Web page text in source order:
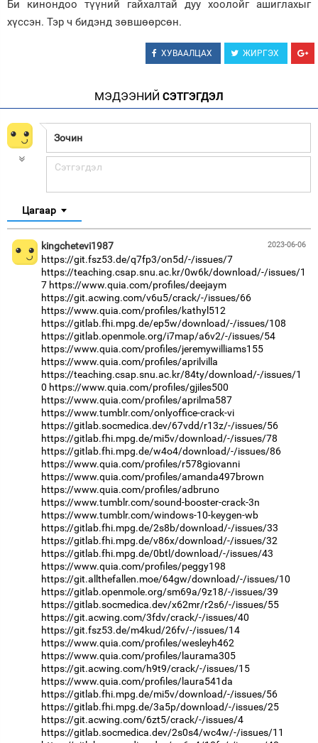
Би кинондоо түүний гайхалтай дуу хоолойг ашиглахыг
хүссэн. Тэр ч бидэнд зөвшөөрсөн.
ХУВААЛЦАХ ЖИРГЭХ
МЭДЭЭНИЙ СЭТГЭГДЭЛ
Цагаар
2023-06-06
kingchetevi1987
https://git.fsz53.de/q7fp3/on5d/-/issues/7
https://teaching.csap.snu.ac.kr/0w6k/download/-/issues/1
7 https://www.quia.com/profiles/deejaym
https://git.acwing.com/v6u5/crack/-/issues/66
https://www.quia.com/profiles/kathyl512
https://gitlab.fhi.mpg.de/ep5w/download/-/issues/108
https://gitlab.openmole.org/i7map/a6v2/-/issues/54
https://www.quia.com/profiles/jeremywilliams155
https://www.quia.com/profiles/aprilvilla
https://teaching.csap.snu.ac.kr/84ty/download/-/issues/1
0 https://www.quia.com/profiles/gjiles500
https://www.quia.com/profiles/aprilma587
https://www.tumblr.com/onlyoffice-crack-vi
https://gitlab.socmedica.dev/67vdd/r13z/-/issues/56
https://gitlab.fhi.mpg.de/mi5v/download/-/issues/78
https://gitlab.fhi.mpg.de/w4o4/download/-/issues/86
https://www.quia.com/profiles/r578giovanni
https://www.quia.com/profiles/amanda497brown
https://www.quia.com/profiles/adbruno
https://www.tumblr.com/sound-booster-crack-3n
https://www.tumblr.com/windows-10-keygen-wb
https://gitlab.fhi.mpg.de/2s8b/download/-/issues/33
https://gitlab.fhi.mpg.de/v86x/download/-/issues/32
https://gitlab.fhi.mpg.de/0btl/download/-/issues/43
https://www.quia.com/profiles/peggy198
https://git.allthefallen.moe/64gw/download/-/issues/10
https://gitlab.openmole.org/sm69a/9z18/-/issues/39
https://gitlab.socmedica.dev/x62mr/r2s6/-/issues/55
https://git.acwing.com/3fdv/crack/-/issues/40
https://git.fsz53.de/m4kud/26fv/-/issues/14
https://www.quia.com/profiles/wesleyh462
https://www.quia.com/profiles/laurama305
https://git.acwing.com/h9t9/crack/-/issues/15
https://www.quia.com/profiles/laura541da
https://gitlab.fhi.mpg.de/mi5v/download/-/issues/56
https://gitlab.fhi.mpg.de/3a5p/download/-/issues/25
https://git.acwing.com/6zt5/crack/-/issues/4
https://gitlab.socmedica.dev/2s0s4/wc4w/-/issues/11